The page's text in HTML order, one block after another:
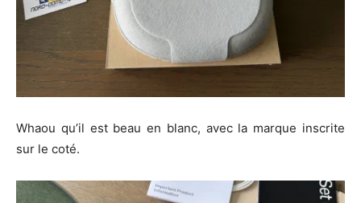
Whaou qu’il est beau en blanc, avec la marque inscrite
sur le coté.